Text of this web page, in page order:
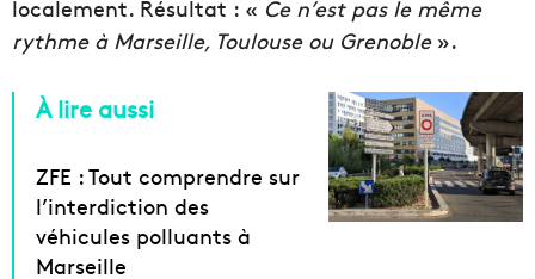
localement. Résultat : « Ce n’est pas le même
rythme à Marseille, Toulouse ou Grenoble».
À lire aussi
ZFE : Tout comprendre sur
l’interdiction des
véhicules polluants à
Marseille